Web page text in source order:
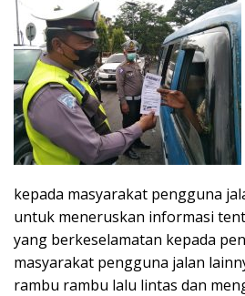
kepada masyarakat pengguna
untuk meneruskan informasi
yang berkeselamatan kepada
masyarakat pengguna jalan
rambu rambu lalu lintas dan